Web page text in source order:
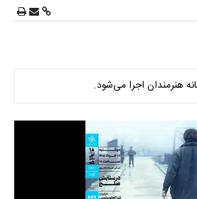
هنرمندان اجرا می‌شود.